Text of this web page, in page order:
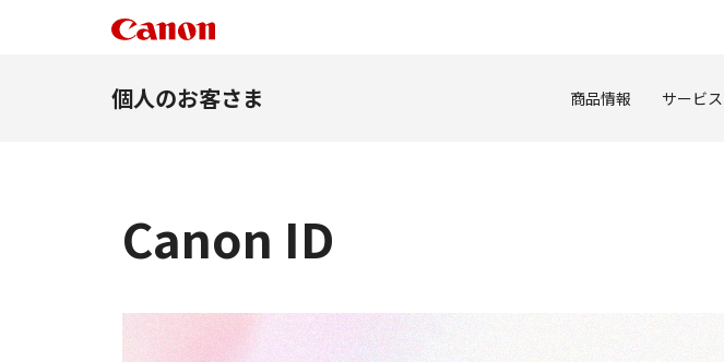
個人のお客さま 商品情報 サービス
Canon ID